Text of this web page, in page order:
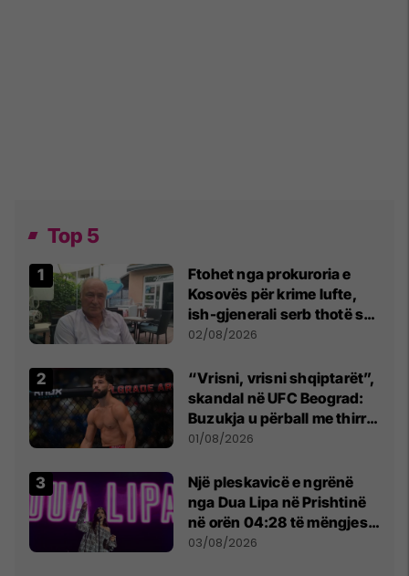
Top 5
Ftohet nga prokuroria e
Kosovës për krime lufte,
ish-gjenerali serb thotë se
dikush e tradhtoi në
02/08/2026
“Vrisni, vrisni shqiptarët”,
skandal në UFC Beograd:
Buzukja u përball me thirrje
anti-shqiptare nga
01/08/2026
Një pleskavicë e ngrënë
nga Dua Lipa në Prishtinë
në orën 04:28 të mëngjesit
- dhe bota digjitale serbe
03/08/2026